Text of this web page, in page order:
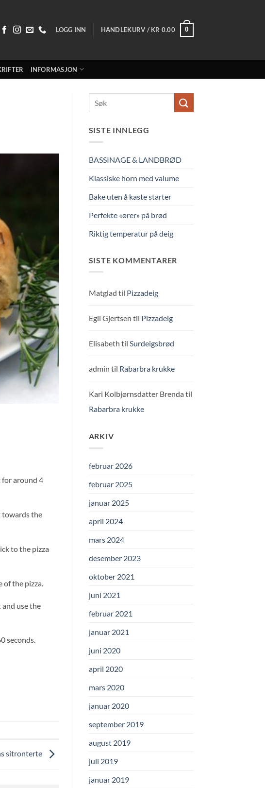
LOGG INN HANDLEKURV / KR 0.00 0
INFORMASJON
for around 4
towards the
to the pizza
the pizza.
and use the
seconds.
sitronterte
SISTE INNLEGG
BASSINAGE & LANDBRØD
Klassiske horn med valume
Bake uten å kaste starter
Perfekte «ører» på brød
Riktig temperatur på deig
SISTE KOMMENTARER
Matglad til Pizzadeig
Egil Gjertsen til Pizzadeig
Elisabeth til Surdeigsbrød
admin til Rabarbra krukke
Kari Kolbjørnsdatter Brenda til
Rabarbra krukke
ARKIV
februar 2026
februar 2025
januar 2025
april 2024
mars 2024
desember 2023
oktober 2021
juni 2021
februar 2021
januar 2021
juni 2020
april 2020
mars 2020
januar 2020
september 2019
august 2019
juli 2019
januar 2019